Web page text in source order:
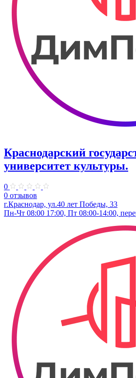
Краснодарский
университет культуры.
0
0 отзывов
г.Краснодар, ул.40 лет Победы, 33
Пн-Чт 08:00 17:00, Пт 08:00-14:00,